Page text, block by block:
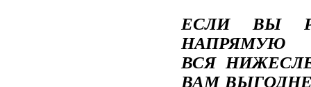
ЕСЛИ ВЫ
НАПРЯМУЮ
ВСЯ
ВАМ